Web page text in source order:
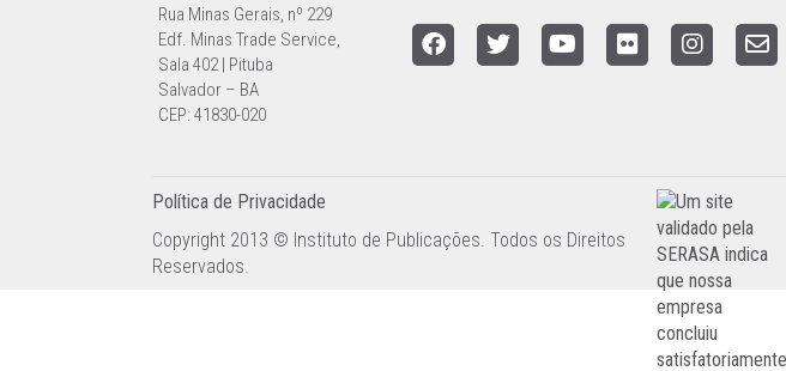
Rua Minas Gerais, nº 229
Edf. Minas Trade Service,
Sala 402 | Pituba
Salvador – BA
CEP: 41830-020
Política de Privacidade
Copyright 2013 © Instituto de Publicações. Todos os Direitos
Reservados.